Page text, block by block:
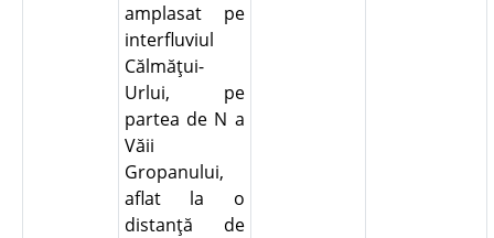
amplasat pe
interfluviul
Călmăţui-
Urlui, pe
partea de N a
Văii
Gropanului,
aflat la o
distanţă de